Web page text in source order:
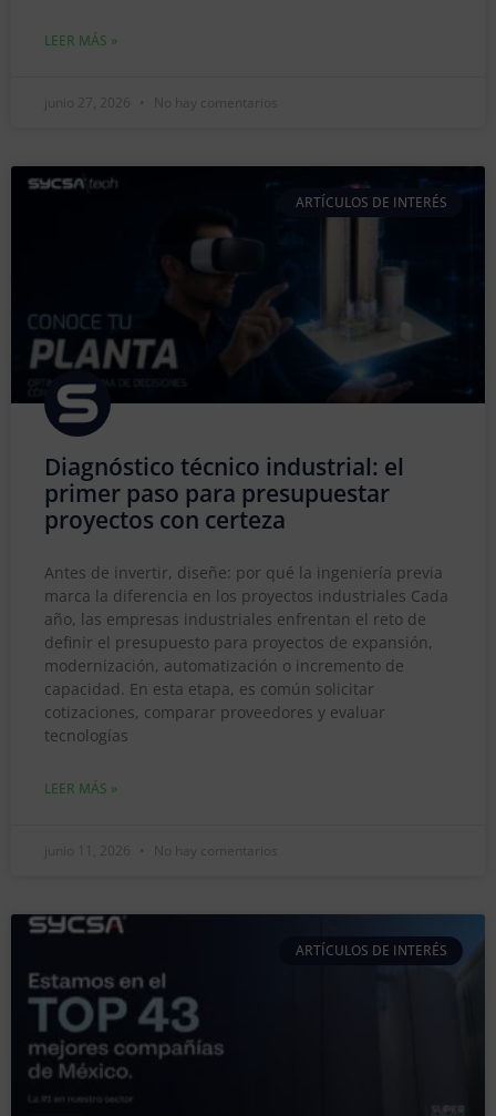
LEER MÁS »
junio 27, 2026 No hay comentarios
ARTÍCULOS DE INTERÉS
Diagnóstico técnico industrial: el
primer paso para presupuestar
proyectos con certeza
Antes de invertir, diseñe: por qué la ingeniería previa
marca la diferencia en los proyectos industriales Cada
año, las empresas industriales enfrentan el reto de
definir el presupuesto para proyectos de expansión,
modernización, automatización o incremento de
capacidad. En esta etapa, es común solicitar
cotizaciones, comparar proveedores y evaluar
tecnologías
LEER MÁS »
junio 11, 2026 No hay comentarios
ARTÍCULOS DE INTERÉS